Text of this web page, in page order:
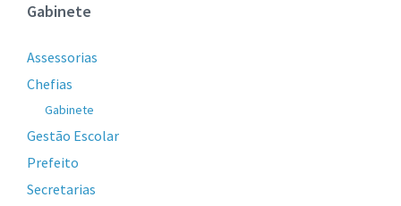
Gabinete
Assessorias
Chefias
Gabinete
Gestão Escolar
Prefeito
Secretarias